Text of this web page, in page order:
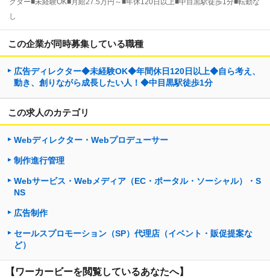
クター■未経験OK■月給27.5万円～■年休120日以上■中目黒駅徒歩1分■転勤な
し
この企業が同時募集している職種
広告ディレクター◆未経験OK◆年間休日120日以上◆自ら考え、
動き、創りながら成長したい人！◆中目黒駅徒歩1分
この求人のカテゴリ
Webディレクター・Webプロデューサー
制作進行管理
Webサービス・Webメディア（EC・ポータル・ソーシャル）・S
NS
広告制作
セールスプロモーション（SP）代理店（イベント・販促提案な
ど）
【ワーカービーを閲覧しているあなたへ】